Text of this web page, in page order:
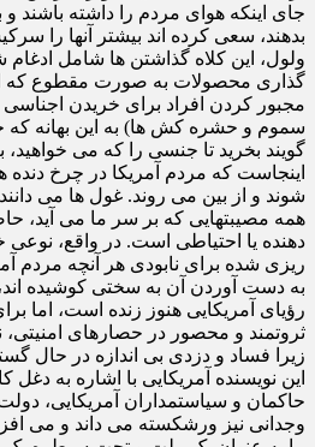
جای اینکه هوای مردم را داشته باشند و
بدهند، سعی کرده اند بیشتر آنها را
ولول، این کلاه گذاشتن ها شامل
گذاری محصولات به صورت مقطوع که
مجبور کردن افراد برای خریدن اجناسی
سموم و حشره کش ها) به این بهانه که
گویند بخرید تا جنسی را که می
اینجاست که مردم آمریکا در چرخ
شوند و از بین می روند. غول ها می
همه مصیبتهایی که بر سر ما می آید،
دهنده یا احتیاطی است. در واقع، نوعی
ریزی شده برای نابودی هر آنچه مردم
به دست آوردن آن به سختی کوشیده
رؤیای آمریکایی هنوز زنده است، اما
ثروتمند و محصور در حصارهای امنیتی،
زیرا فساد و دزدی بی اندازه در حال
این نویسنده آمریکایی با اشاره به
حاکمان و سیاستمداران آمریکایی،
وجدانی نیز ورشکسته می داند و می